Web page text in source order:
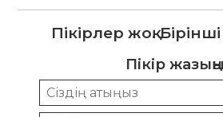
Пікірлер жоқ.
Пікір